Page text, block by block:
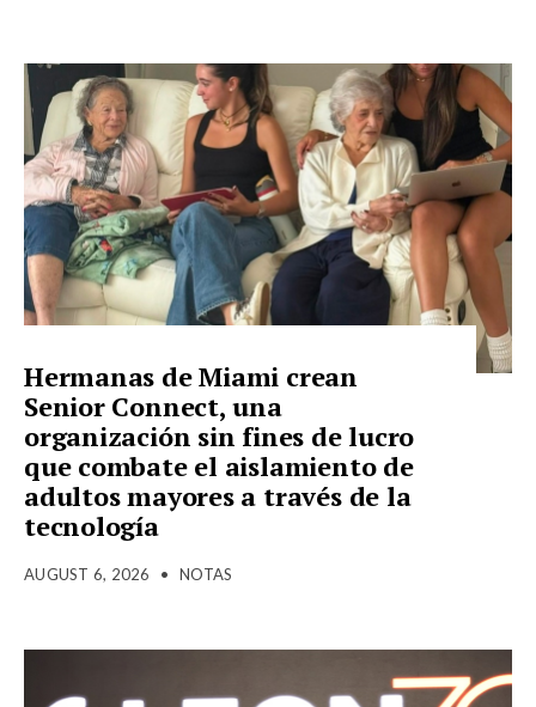
Hermanas de Miami crean
Senior Connect, una
organización sin fines de lucro
que combate el aislamiento de
adultos mayores a través de la
tecnología
AUGUST 6, 2026 • NOTAS